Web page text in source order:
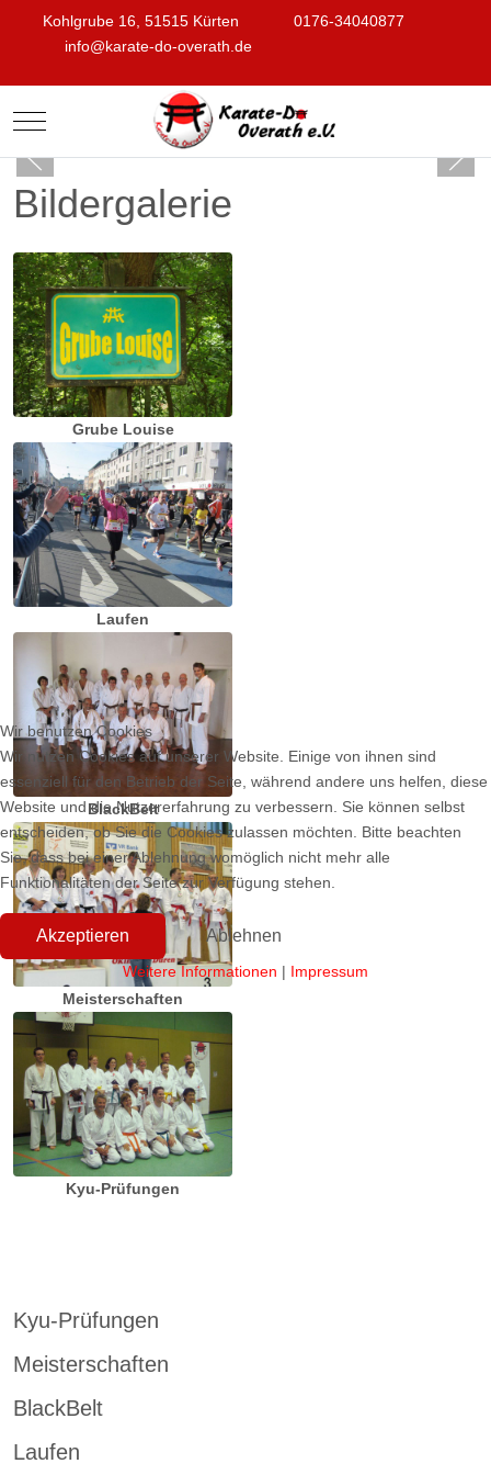
Kohlgrube 16, 51515 Kürten
0176-34040877
info@karate-do-overath.de
Mobile Menu Toggle
Bildergalerie
Grube Louise
Laufen
BlackBelt
Meisterschaften
Kyu-Prüfungen
Kyu-Prüfungen
Meisterschaften
BlackBelt
Laufen
Wir benutzen Cookies
Wir nutzen Cookies auf unserer Website. Einige von ihnen sind
essenziell für den Betrieb der Seite, während andere uns helfen, diese
Website und die Nutzererfahrung zu verbessern. Sie können selbst
entscheiden, ob Sie die Cookies zulassen möchten. Bitte beachten
Sie, dass bei einer Ablehnung womöglich nicht mehr alle
Funktionalitäten der Seite zur Verfügung stehen.
Akzeptieren Ablehnen
Weitere Informationen | Impressum